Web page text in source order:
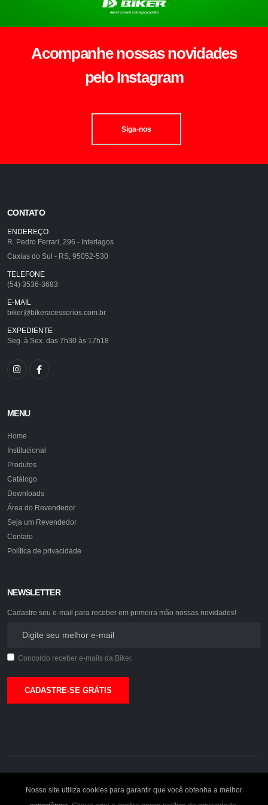
Acompanhe nossas novidades
pelo Instagram
Siga-nos
CONTATO
ENDEREÇO
R. Pedro Ferrari, 296 - Interlagos
Caxias do Sul - RS, 95052-530
TELEFONE
(54) 3536-3683
E-MAIL
biker@bikeracessorios.com.br
EXPEDIENTE
Seg. à Sex. das 7h30 às 17h18
MENU
Home
Institucional
Produtos
Catálogo
Downloads
Área do Revendedor
Seja um Revendedor
Contato
Política de privacidade
NEWSLETTER
Cadastre seu e-mail para receber em primeira mão nossas novidades!
Concordo receber e-mails da Biker.
CADASTRE-SE GRÁTIS
Nosso site utiliza cookies para garantir que você obtenha a melhor